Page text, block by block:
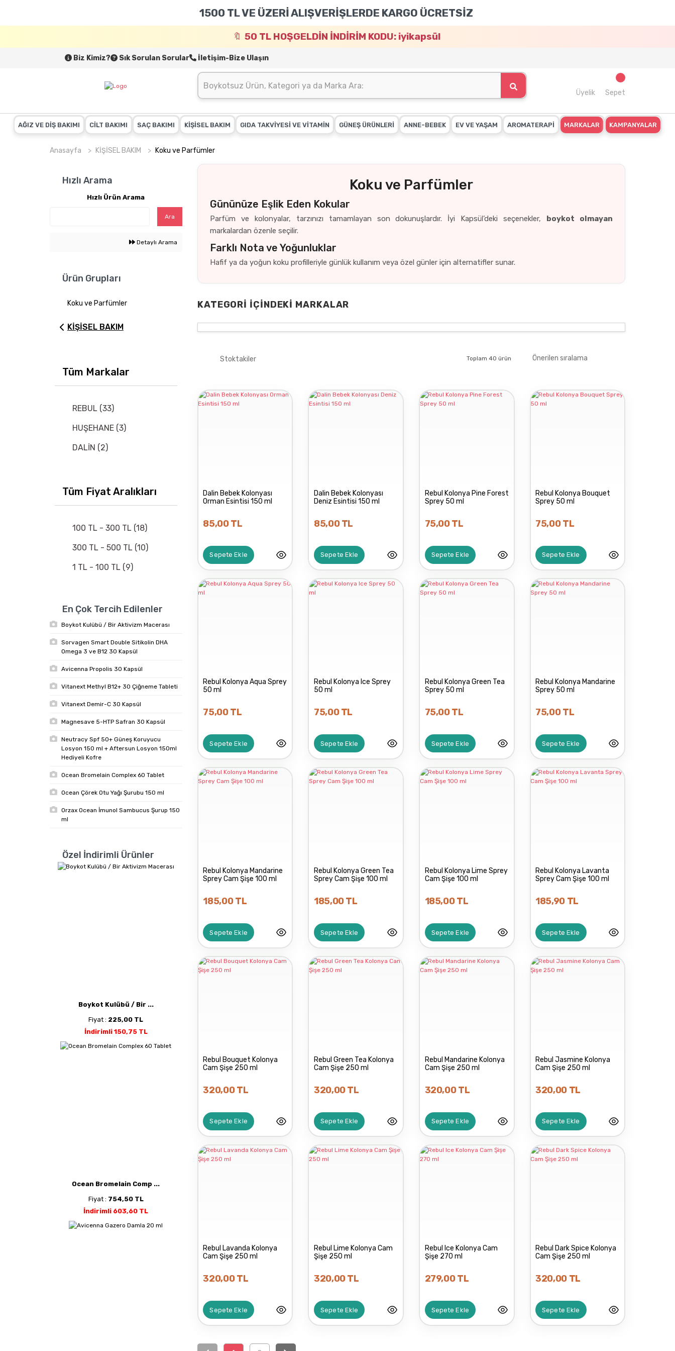
1500 TL VE ÜZERİ ALIŞVERİŞLERDE KARGO ÜCRETSİZ
50 TL HOŞGELDİN İNDİRİM KODU: iyikapsül
Biz Kimiz? Sık Sorulan Sorular İletişim-Bize Ulaşın
Üyelik Sepet
AĞIZ VE DİŞ BAKIMI CİLT BAKIMI SAÇ BAKIMI KİŞİSEL BAKIM GIDA TAKVİYESİ VE VİTAMİN GÜNEŞ ÜRÜNLERİ ANNE-BEBEK EV VE YAŞAM AROMATERAPİ MARKALAR KAMPANYALAR
Anasayfa KİŞİSEL BAKIM Koku ve Parfümler
Hızlı Arama
Hızlı Ürün Arama
Ara
Detaylı Arama
Ürün Grupları
Koku ve Parfümler
KİŞİSEL BAKIM
Tüm Markalar
REBUL (33)
HUŞEHANE (3)
DALİN (2)
Tüm Fiyat Aralıkları
100 TL - 300 TL (18)
300 TL - 500 TL (10)
1 TL - 100 TL (9)
500 TL - 1000 TL (1)
En Çok Tercih Edilenler
Boykot Kulübü / Bir Aktivizm Macerası
Sorvagen Smart Double Sitikolin DHA
Omega 3 ve B12 30 Kapsül
Avicenna Propolis 30 Kapsül
Vitanext Methyl B12+ 30 Çiğneme Tableti
Vitanext Demir-C 30 Kapsül
Magnesave 5-HTP Safran 30 Kapsül
Neutracy Spf 50+ Güneş Koruyucu
Losyon 150 ml + Aftersun Losyon 150ml
Hediyeli Kofre
Ocean Bromelain Complex 60 Tablet
Ocean Çörek Otu Yağı Şurubu 150 ml
Orzax Ocean İmunol Sambucus Şurup 150
ml
Özel İndirimli Ürünler
Boykot Kulübü / Bir ...
Fiyat : 225,00 TL
İndirimli 150,75 TL
Ocean Bromelain Comp ...
Fiyat : 754,50 TL
İndirimli 603,60 TL
Koku ve Parfümler
Gününüze Eşlik Eden Kokular
Parfüm ve kolonyalar, tarzınızı tamamlayan son dokunuşlardır. İyi Kapsül’deki seçenekler, boykot olmayan
markalardan özenle seçilir.
Farklı Nota ve Yoğunluklar
Hafif ya da yoğun koku profilleriyle günlük kullanım veya özel günler için alternatifler sunar.
KATEGORI İÇINDEKI MARKALAR
Stoktakiler Toplam 40 ürün
Dalin Bebek Kolonyası
Orman Esintisi 150 ml
85,00 TL
Sepete Ekle
Dalin Bebek Kolonyası
Deniz Esintisi 150 ml
85,00 TL
Sepete Ekle
Rebul Kolonya Pine Forest
Sprey 50 ml
75,00 TL
Sepete Ekle
Rebul Kolonya Bouquet
Sprey 50 ml
75,00 TL
Sepete Ekle
Rebul Kolonya Aqua Sprey
50 ml
75,00 TL
Sepete Ekle
Rebul Kolonya Ice Sprey
50 ml
75,00 TL
Sepete Ekle
Rebul Kolonya Green Tea
Sprey 50 ml
75,00 TL
Sepete Ekle
Rebul Kolonya Mandarine
Sprey 50 ml
75,00 TL
Sepete Ekle
Rebul Kolonya Mandarine
Sprey Cam Şişe 100 ml
185,00 TL
Sepete Ekle
Rebul Kolonya Green Tea
Sprey Cam Şişe 100 ml
185,00 TL
Sepete Ekle
Rebul Kolonya Lime Sprey
Cam Şişe 100 ml
185,00 TL
Sepete Ekle
Rebul Kolonya Lavanta
Sprey Cam Şişe 100 ml
185,90 TL
Sepete Ekle
Rebul Bouquet Kolonya
Cam Şişe 250 ml
320,00 TL
Sepete Ekle
Rebul Green Tea Kolonya
Cam Şişe 250 ml
320,00 TL
Sepete Ekle
Rebul Mandarine Kolonya
Cam Şişe 250 ml
320,00 TL
Sepete Ekle
Rebul Jasmine Kolonya
Cam Şişe 250 ml
320,00 TL
Sepete Ekle
Rebul Lavanda Kolonya
Cam Şişe 250 ml
320,00 TL
Sepete Ekle
Rebul Lime Kolonya Cam
Şişe 250 ml
320,00 TL
Sepete Ekle
Rebul Ice Kolonya Cam
Şişe 270 ml
279,00 TL
Sepete Ekle
Rebul Dark Spice Kolonya
Cam Şişe 250 ml
320,00 TL
Sepete Ekle